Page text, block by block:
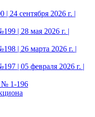
24 сентября 2026 г. |
| 28 мая 2026 г. |
| 26 марта 2026 г. |
| 05 февраля 2026 г. |
№ 1-196